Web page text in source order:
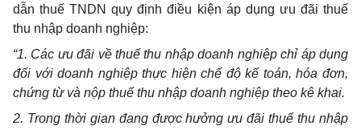
dẫn thuế TNDN quy định điều kiện áp dụng ưu đãi thuế
thu nhập doanh nghiệp:
“1. Các ưu đãi về thuế thu nhập doanh nghiệp chỉ áp dụng
đối với doanh nghiệp thực hiện chế độ kế toán, hóa đơn,
chứng từ và nộp thuế thu nhập doanh nghiệp theo kê khai.
2. Trong thời gian đang được hưởng ưu đãi thuế thu nhập